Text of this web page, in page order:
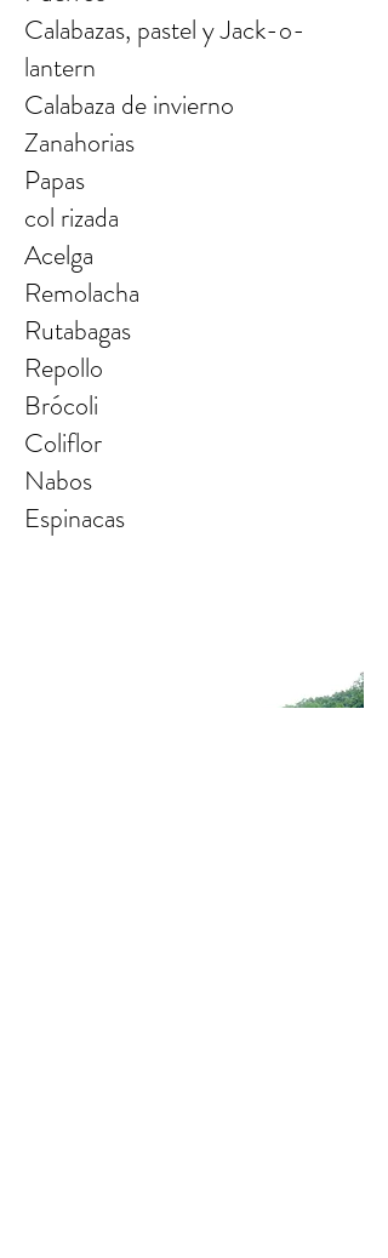
Calabazas, pastel y Jack-o-
lantern
Calabaza de invierno
Zanahorias
Papas
col rizada
Acelga
Remolacha
Rutabagas
Repollo
Brócoli
Coliflor
Nabos
Espinacas